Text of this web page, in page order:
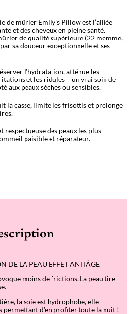
de mûrier Emily’s Pillow est l’alliée
et des cheveux en pleine santé.
de qualité supérieure (22 momme,
sa douceur exceptionnelle et ses
l’hydratation, atténue les
et les ridules = un vrai soin de
aux peaux sèches ou sensibles.
la casse, limite les frisottis et prolonge
respectueuse des peaux les plus
paisible et réparateur.
DE LA PEAU EFFET ANTIÂGE
moins de frictions. La peau tire
la soie est hydrophobe, elle
permettant d’en profiter toute la nuit !